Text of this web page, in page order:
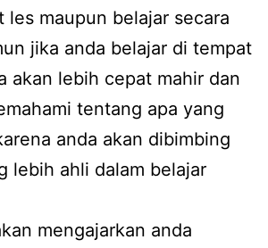
les maupun belajar secara
jika anda belajar di tempat
akan lebih cepat mahir dan
tentang apa yang
anda akan dibimbing
lebih ahli dalam belajar
mengajarkan anda